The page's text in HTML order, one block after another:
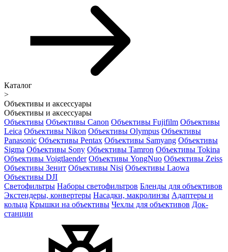
Каталог
>
Объективы и аксессуары
Объективы и аксессуары
Объективы Объективы Canon Объективы Fujifilm Объективы
Leica Объективы Nikon Объективы Olympus Объективы
Panasonic Объективы Pentax Объективы Samyang Объективы
Sigma Объективы Sony Объективы Tamron Объективы Tokina
Объективы Voigtlaender Объективы YongNuo Объективы Zeiss
Объективы Зенит Объективы Nisi Объективы Laowa
Объективы DJI
Светофильтры Наборы светофильтров Бленды для объективов
Экстендеры, конвертеры Насадки, макролинзы Адаптеры и
кольца Крышки на объективы Чехлы для объективов Док-
станции